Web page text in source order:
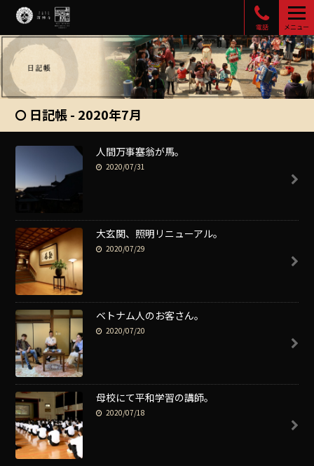
電話 メニュー
日記帳 - 2020年7月
人間万事塞翁が馬。
2020/07/31
大玄関、照明リニューアル。
2020/07/29
ベトナム人のお客さん。
2020/07/20
母校にて平和学習の講師。
2020/07/18